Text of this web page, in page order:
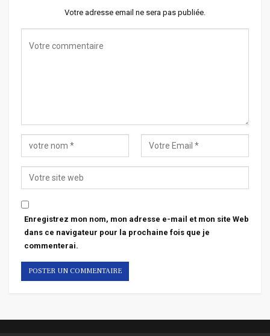
Votre adresse email ne sera pas publiée.
Enregistrez mon nom, mon adresse e-mail et mon site Web
dans ce navigateur pour la prochaine fois que je
commenterai.